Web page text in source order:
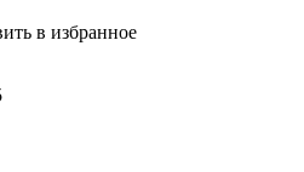
в избранное